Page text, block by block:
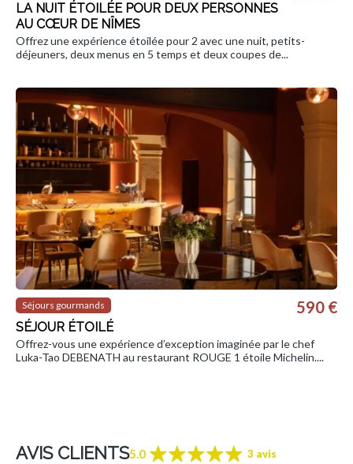
LA NUIT ÉTOILÉE POUR DEUX PERSONNES
AU CŒUR DE NÎMES
Offrez une expérience étoilée pour 2 avec une nuit, petits-
déjeuners, deux menus en 5 temps et deux coupes de...
Séjours gourmands
SÉJOUR ÉTOILÉ
590 €
Offrez-vous une expérience d’exception imaginée par le chef
Luka-Tao DEBENATH au restaurant ROUGE 1 étoile Michelin....
AVIS CLIENTS5.0 3 avis